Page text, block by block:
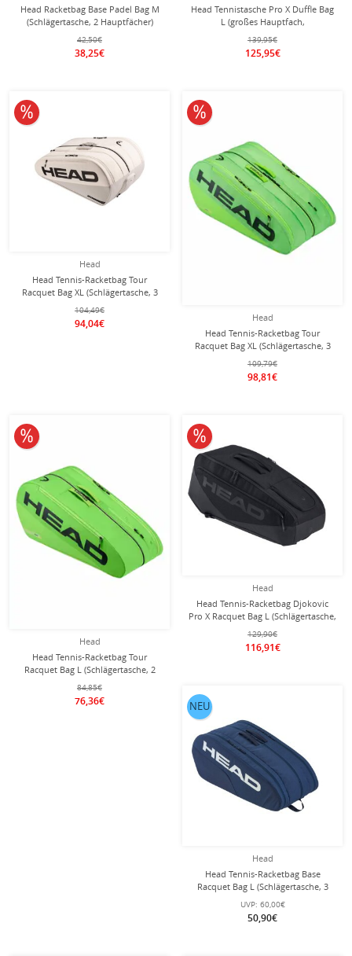
Head Racketbag Base Padel Bag M
(Schlägertasche, 2 Hauptfächer)
schwarz 6er
42,50€
38,25€
Head Tennistasche Pro X Duffle Bag
L (großes Hauptfach,
Schläger+Schuhfach) 2026
weiss/grün
139,95€
125,95€
Head
Head Tennis-Racketbag Tour
Racquet Bag XL (Schlägertasche, 3
Hauptfächer) 2026 weiss/grau 12er
104,49€
94,04€
10% reduziert
Head
Head Tennis-Racketbag Tour
Racquet Bag XL (Schlägertasche, 3
Hauptfächer) 2026 grün 12er
109,79€
98,81€
10% reduziert
Head
Head Tennis-Racketbag Tour
Racquet Bag L (Schlägertasche, 2
Hauptfächer) 2026 grün 9er
84,85€
76,36€
10% reduziert
Head
Head Tennis-Racketbag Djokovic
Pro X Racquet Bag L (Schlägertasche,
2 Hauptfächer) 2025 schwarz 9er
129,90€
116,91€
10% reduziert
Head
Head Tennis-Racketbag Base
Racquet Bag L (Schlägertasche, 3
Hauptfächer) 2025 navyblau 9er
UVP: 60,00€
50,90€
NEU